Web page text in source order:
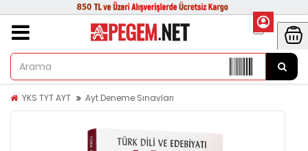
YKS TYT AYT Ayt Deneme Sınavları